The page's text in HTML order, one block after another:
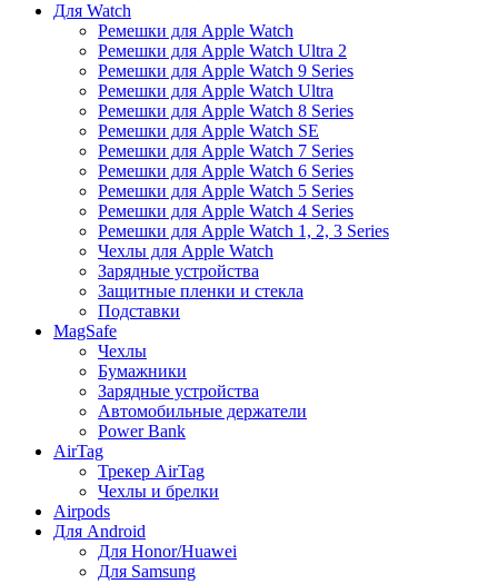
Для Watch
Ремешки для Apple Watch
Ремешки для Apple Watch Ultra 2
Ремешки для Apple Watch 9 Series
Ремешки для Apple Watch Ultra
Ремешки для Apple Watch 8 Series
Ремешки для Apple Watch SE
Ремешки для Apple Watch 7 Series
Ремешки для Apple Watch 6 Series
Ремешки для Apple Watch 5 Series
Ремешки для Apple Watch 4 Series
Ремешки для Apple Watch 1, 2, 3 Series
Чехлы для Apple Watch
Зарядные устройства
Защитные пленки и стекла
Подставки
MagSafe
Чехлы
Бумажники
Зарядные устройства
Автомобильные держатели
Power Bank
AirTag
Трекер AirTag
Чехлы и брелки
Airpods
Для Android
Для Honor/Huawei
Для Samsung